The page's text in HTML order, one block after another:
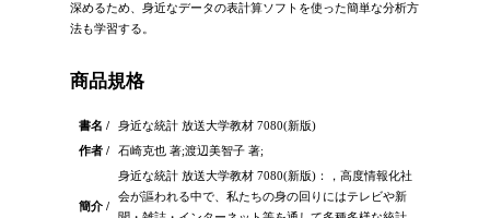
深めるため、身近なデータの表計算ソフトを使った簡単な分析方
法も学習する。
商品規格
書名 /
身近な統計 放送大学教材 7080(新版)
作者 /
石崎克也 著;渡辺美智子 著;
簡介 /
身近な統計 放送大学教材 7080(新版)：，高度情報化社
会が謳われる中で、私たちの身の回りにはテレビや新